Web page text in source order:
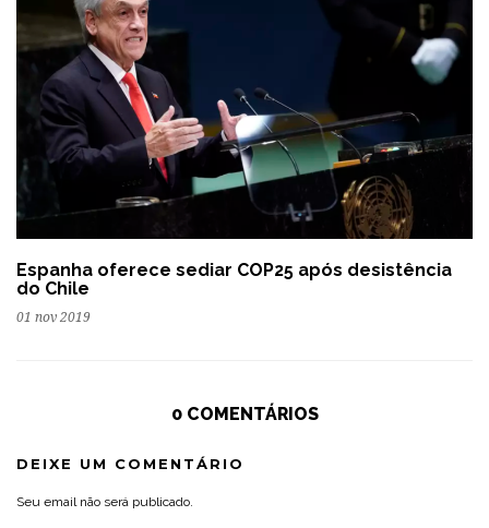
Espanha oferece sediar COP25 após desistência
do Chile
01 nov 2019
0 COMENTÁRIOS
DEIXE UM COMENTÁRIO
Seu email não será publicado.